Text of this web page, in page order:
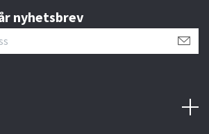
nyhetsbrev